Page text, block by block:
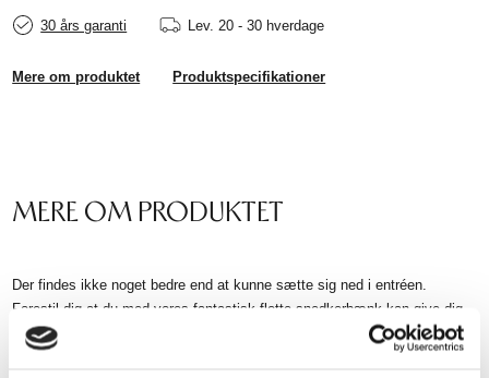
30 års garanti Lev. 20 - 30 hverdage
Mere om produktet Produktspecifikationer
MERE OM PRODUKTET
Der findes ikke noget bedre end at kunne sætte sig ned i entréen.
Forestil dig at du med vores fantastisk flotte snedkerbænk kan give dig
selv, børn og gæster muligheden for at sidde ned mens sko og støvler
tages af eller på. Vi kender alle situationer, hvor det er mere behageligt at